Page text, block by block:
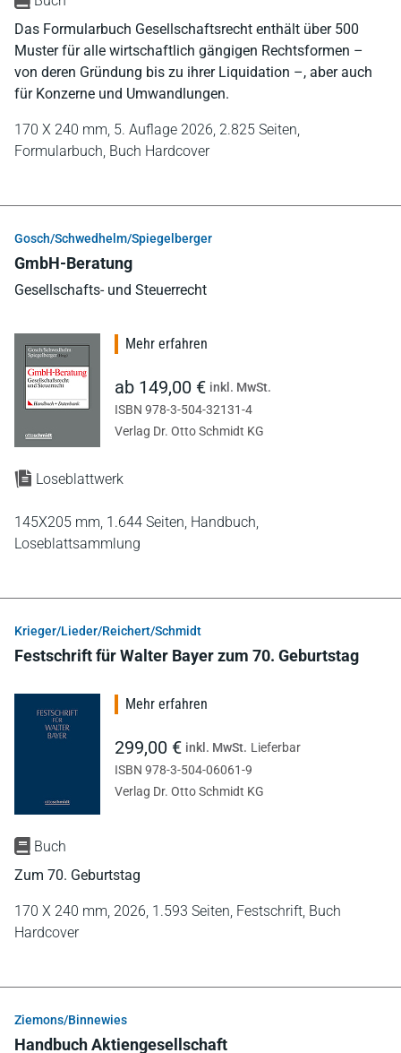
Das Formularbuch Gesellschaftsrecht enthält über 500
Muster für alle wirtschaftlich gängigen Rechtsformen –
von deren Gründung bis zu ihrer Liquidation –, aber auch
für Konzerne und Umwandlungen.
170 X 240 mm, 5. Auflage 2026, 2.825 Seiten,
Formularbuch, Buch Hardcover
Gosch/Schwedhelm/Spiegelberger
GmbH-Beratung
Gesellschafts- und Steuerrecht
Loseblattwerk
145X205 mm, 1.644 Seiten, Handbuch,
Loseblattsammlung
Mehr erfahren
ab 149,00 € inkl. MwSt.
ISBN 978-3-504-32131-4
Verlag Dr. Otto Schmidt KG
Krieger/Lieder/Reichert/Schmidt
Festschrift für Walter Bayer zum 70. Geburtstag
Buch
Zum 70. Geburtstag
170 X 240 mm, 2026, 1.593 Seiten, Festschrift, Buch
Hardcover
Mehr erfahren
299,00 € inkl. MwSt. Lieferbar
ISBN 978-3-504-06061-9
Verlag Dr. Otto Schmidt KG
Ziemons/Binnewies
Handbuch Aktiengesellschaft